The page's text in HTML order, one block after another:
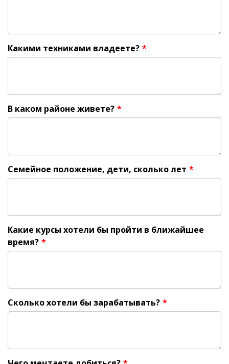
Какими техниками владеете? *
В каком районе живете? *
Семейное положение, дети, сколько лет *
Какие курсы хотели бы пройти в ближайшее
время? *
Сколько хотели бы зарабатывать? *